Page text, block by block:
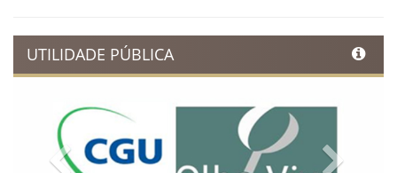
UTILIDADE PÚBLICA
Previous